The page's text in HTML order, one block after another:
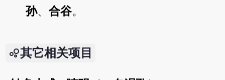
孙、合谷。
其它相关项目